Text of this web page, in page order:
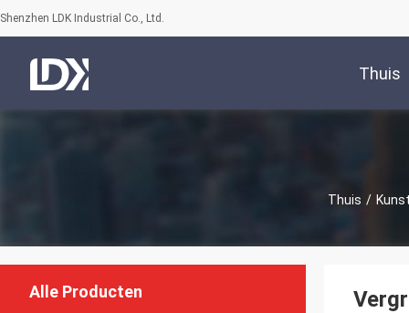
Shenzhen LDK Industrial Co., Ltd.
Thuis
Thuis /
Alle Producten